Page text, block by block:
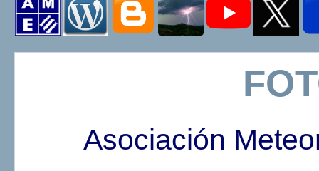
Asociación